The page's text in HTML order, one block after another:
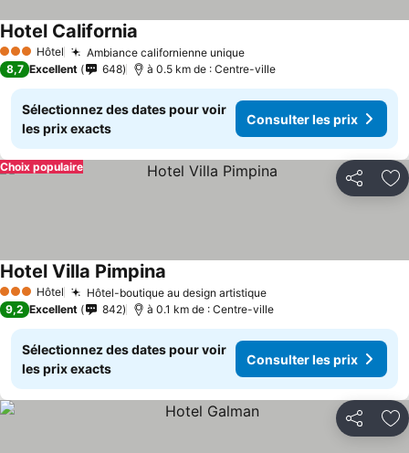
3 ÉtoilesHôtel Ambiance californienne unique
Hotel California
8,7 Excellent 648 à 0.5 km de : Centre-ville
Sélectionnez des dates pour voir
les prix exacts
Consulter les prix
Partager
Choix populaire
3 ÉtoilesHôtel Hôtel-boutique au design artistique
Hotel Villa Pimpina
9,2 Excellent 842 à 0.1 km de : Centre-ville
Sélectionnez des dates pour voir
les prix exacts
Consulter les prix
Partager